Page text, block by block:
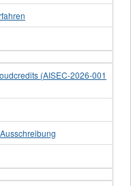
(AISEC-2026-001